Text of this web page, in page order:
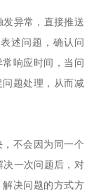
异常，直接推送
述问题，确认问
响应时间，当问
题处理，从而减
不会因为同一个
决一次问题后，对
决问题的方式方